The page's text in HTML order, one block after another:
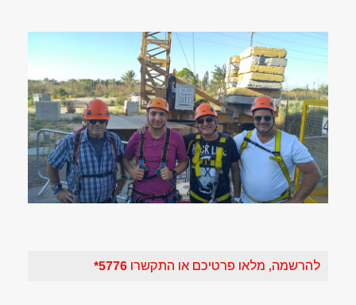
להרשמה, מלאו פרטיכם או התקשרו 5776*